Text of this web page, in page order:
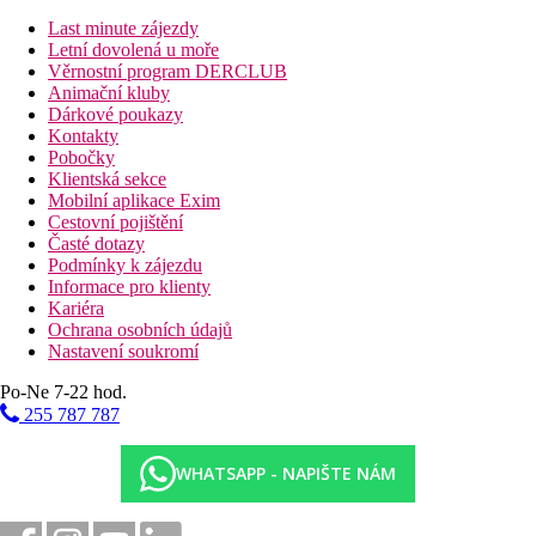
Last minute zájezdy
Letní dovolená u moře
Věrnostní program DERCLUB
Animační kluby
Dárkové poukazy
Kontakty
Pobočky
Klientská sekce
Mobilní aplikace Exim
Cestovní pojištění
Časté dotazy
Podmínky k zájezdu
Informace pro klienty
Kariéra
Ochrana osobních údajů
Nastavení soukromí
Po-Ne 7-22 hod.
255 787 787
WHATSAPP - NAPIŠTE NÁM